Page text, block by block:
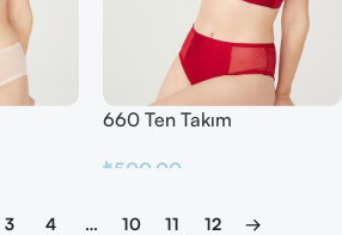
660 Ten Takım
₺500.00
3 4 … 10 11 12 →